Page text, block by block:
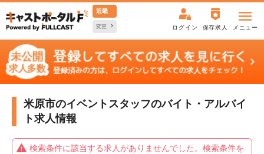
近畿
変更 ログイン 保存求人 メニュー
米原市のイベントスタッフのバイト・アルバイ
ト求人情報
検索条件に該当する求人がありませんでした。検索条件を